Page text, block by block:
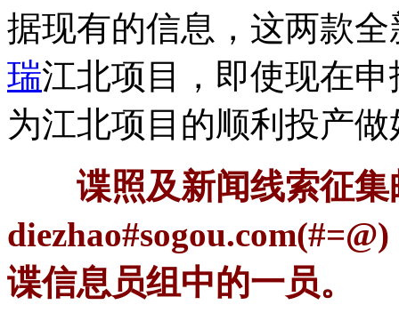
据现有的信息，这两款
瑞江北项目，即使现在
为江北项目的顺利投产
谍照及新闻线索征集
谍信息员组中的一员。